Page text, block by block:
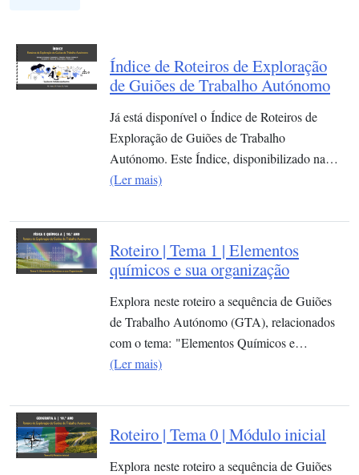
Índice de Roteiros de Exploração
de Guiões de Trabalho Autónomo
Já está disponível o Índice de Roteiros de
Exploração de Guiões de Trabalho
Autónomo. Este Índice, disponibilizado na…
(Ler mais)
Roteiro | Tema 1 | Elementos
químicos e sua organização​
Explora neste roteiro a sequência de Guiões
de Trabalho Autónomo (GTA), relacionados
com o tema: "Elementos Químicos e…
(Ler mais)
Roteiro | Tema 0 | Módulo inicial
Explora neste roteiro a sequência de Guiões